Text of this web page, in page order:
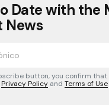
Date with the
News
button, you confirm that
Privacy Policy and Terms of Use